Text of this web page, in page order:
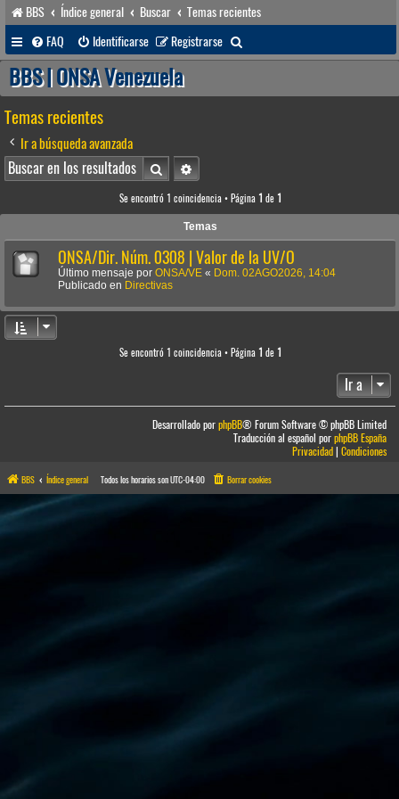
BBS Índice general Buscar
Temas recientes
FAQ
Identificarse Registrarse
u
BBS | ONSA Venezuela
Temas recientes
Ir a búsqueda avanzada
BuscarBúsqueda avanzada
Se encontró 1 coincidencia • Página 1 de 1
Temas
ONSA/Dir. Núm. 0308 | Valor de la UV/O
Último mensaje por ONSA/VE « Dom. 02AGO2026, 14:04
Publicado en Directivas
Se encontró 1 coincidencia • Página 1 de 1
Ir a
Desarrollado porphpBB® Forum Software © phpBB Limited
Traducción al español porphpBB España
Privacidad|Condiciones
BBS Índice general Todos los horarios sonUTC-04:00 Borrar cookies